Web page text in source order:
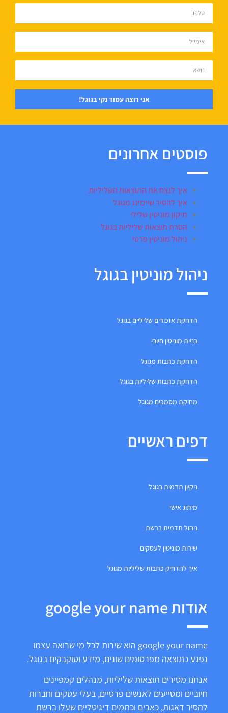
אני רוצה עמוד נקי בגוגל!
פוסטים אחרונים
איך לנצח את התוצאות השליליות
איך להסיר שיימינג מגוגל
תיקון מוניטין שלילי
הסרת תוצאות שליליות בגוגל
ניהול מוניטין פרטי
ניהול מוניטין בגוגל
הדחקת אזכורים שליליים בגוגל
בניית מוניטין חיובי
הדחקת כתבות מגוגל
הדחקת כתבות שליליות בגוגל
מחיקת מסמכים מגוגל
דפים ראשיים
ניקיון תדמית בגוגל
מיתוג אישי
ניהול תדמית ברשת
שירות מוניטין לעסקים
איך להדחיק כתבות שליליות מגוגל
אודות google your name
google your name הוא שירות לכל מי שרואה עצמו
נפגע כתוצאה מפרסומים שונים, מידע וטוקבקים בגוגל.
אנחנו מסירים תוצאות שליליות, מנהלים קמפיינים
חיוביים ומסייעים לאנשים פרטיים, בעלי עסקים וחברות
להסיר דאגות, כאבים וכתמים דיגיטליים שעלו ברשת